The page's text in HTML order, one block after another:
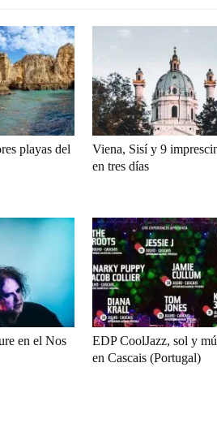
playas del
Viena, Sisí y 9
en tres días
en el Nos
EDP CoolJazz, sol y
en Cascais (Portugal)